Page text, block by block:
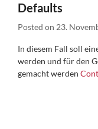
Defaults
Posted on 23.
In diesem Fall soll
werden und für den
gemacht werden